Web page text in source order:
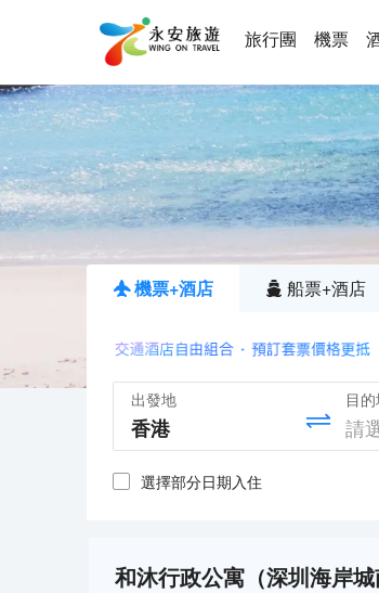
旅行團 機票
機票+酒店 船票+酒店
出發地 目
選擇部分日期入住
和沐行政公寓（深圳海岸